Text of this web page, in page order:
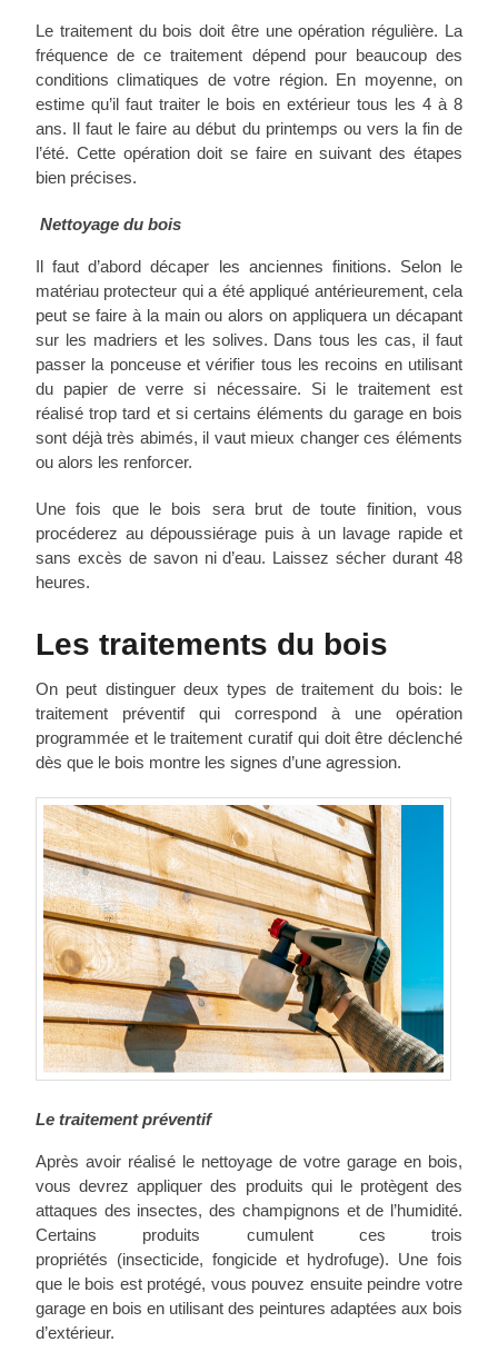
Le traitement du bois doit être une opération régulière. La
fréquence de ce traitement dépend pour beaucoup des
conditions climatiques de votre région. En moyenne, on
estime qu’il faut traiter le bois en extérieur tous les 4 à 8
ans. Il faut le faire au début du printemps ou vers la fin de
l’été. Cette opération doit se faire en suivant des étapes
bien précises.
Nettoyage du bois
Il faut d’abord décaper les anciennes finitions. Selon le
matériau protecteur qui a été appliqué antérieurement, cela
peut se faire à la main ou alors on appliquera un décapant
sur les madriers et les solives. Dans tous les cas, il faut
passer la ponceuse et vérifier tous les recoins en utilisant
du papier de verre si nécessaire. Si le traitement est
réalisé trop tard et si certains éléments du garage en bois
sont déjà très abimés, il vaut mieux changer ces éléments
ou alors les renforcer.
Une fois que le bois sera brut de toute finition, vous
procéderez au dépoussiérage puis à un lavage rapide et
sans excès de savon ni d’eau. Laissez sécher durant 48
heures.
Les traitements du bois
On peut distinguer deux types de traitement du bois: le
traitement préventif qui correspond à une opération
programmée et le traitement curatif qui doit être déclenché
dès que le bois montre les signes d’une agression.
Le traitement préventif
Après avoir réalisé le nettoyage de votre garage en bois,
vous devrez appliquer des produits qui le protègent des
attaques des insectes, des champignons et de l’humidité.
Certains produits cumulent ces trois
propriétés (insecticide, fongicide et hydrofuge). Une fois
que le bois est protégé, vous pouvez ensuite peindre votre
garage en bois en utilisant des peintures adaptées aux bois
d’extérieur.